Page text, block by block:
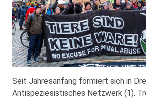
Seit Jahresanfang formiert sich in
Antispeziesistisches Netzwerk (1).